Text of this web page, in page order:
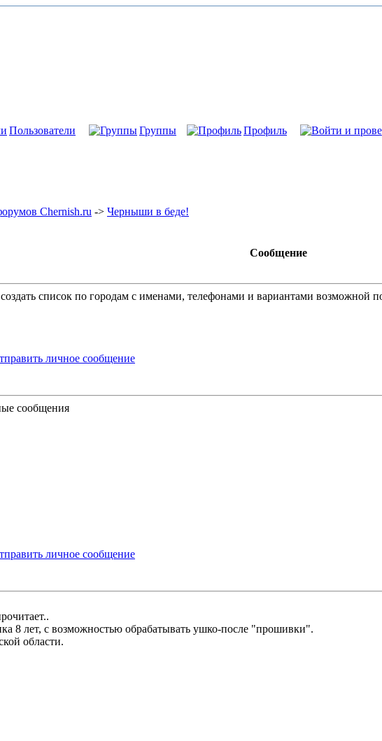
Пользователи Группы Профиль
Chernish.ru -> Черныши в беде!
Сообщение
список по городам с именами, телефонами и вариантами возможной
сообщения
8 лет, с возможностью обрабатывать ушко-после "прошивки".
области.